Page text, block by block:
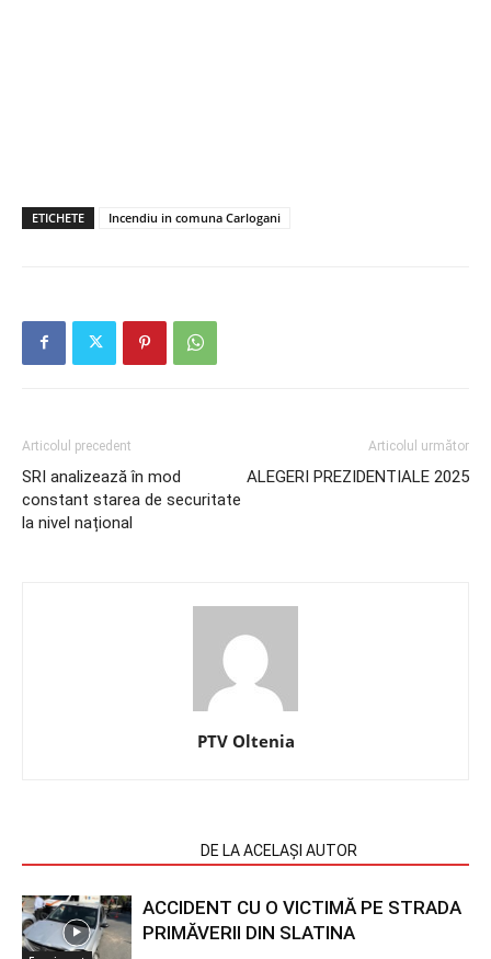
ETICHETE Incendiu in comuna Carlogani
Articolul precedent
SRI analizează în mod
constant starea de securitate
la nivel național
Articolul următor
ALEGERI PREZIDENTIALE 2025
PTV Oltenia
DE LA ACELAȘI AUTOR
ACCIDENT CU O VICTIMĂ PE STRADA
PRIMĂVERII DIN SLATINA